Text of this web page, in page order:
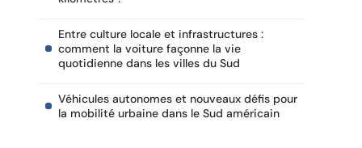
Entre culture locale et infrastructures :
comment la voiture façonne la vie
quotidienne dans les villes du Sud
Véhicules autonomes et nouveaux défis pour
la mobilité urbaine dans le Sud américain